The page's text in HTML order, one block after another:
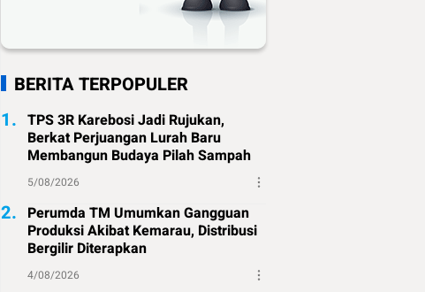
BERITA TERPOPULER
1. TPS 3R Karebosi Jadi Rujukan,
Berkat Perjuangan Lurah Baru
Membangun Budaya Pilah Sampah
5/08/2026
2. Perumda TM Umumkan Gangguan
Produksi Akibat Kemarau, Distribusi
Bergilir Diterapkan
4/08/2026